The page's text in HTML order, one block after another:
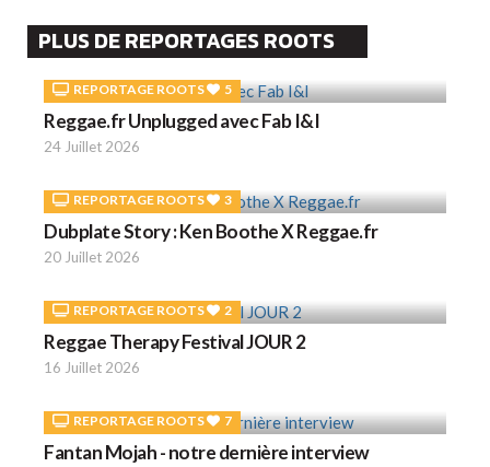
PLUS DE REPORTAGES ROOTS
REPORTAGE ROOTS 5
Reggae.fr Unplugged avec Fab I&I
24 Juillet 2026
REPORTAGE ROOTS 3
Dubplate Story : Ken Boothe X Reggae.fr
20 Juillet 2026
REPORTAGE ROOTS 2
Reggae Therapy Festival JOUR 2
16 Juillet 2026
REPORTAGE ROOTS 7
Fantan Mojah - notre dernière interview